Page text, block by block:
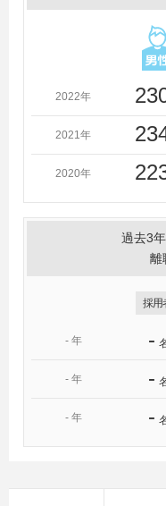
2022年
2021年
2020年
過去3
離
採用
- 年 -
- 年 -
- 年 -